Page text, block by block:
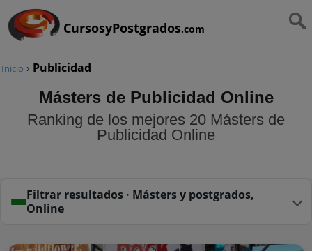
CursosyPostgrados.com
Inicio › Publicidad
Másters de Publicidad Online
Ranking de los mejores 20 Másters de
Publicidad Online
Filtrar resultados · Másters y postgrados,
Online